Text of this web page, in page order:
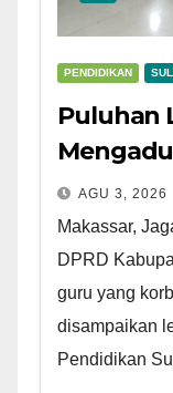
PENDIDIKAN
Puluhan
AGU 3, 2026
Makassar,
DPRD
guru yang
disampaikan
Pendidikan